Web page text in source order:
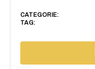
CATEGORIE:
TAG: